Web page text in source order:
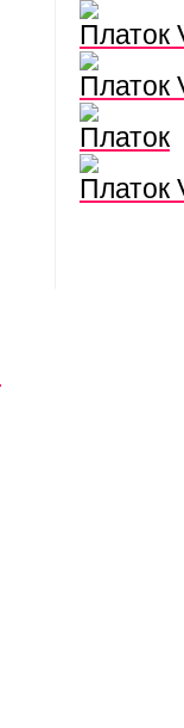
Платок
Платок
Платок
Платок